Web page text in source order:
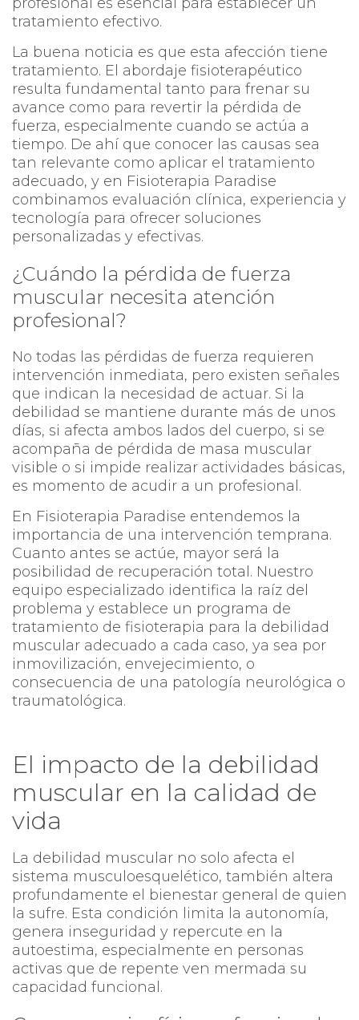
tratamiento efectivo.
La buena noticia es que esta afección tiene
tratamiento. El abordaje fisioterapéutico
resulta fundamental tanto para frenar su
avance como para revertir la pérdida de
fuerza, especialmente cuando se actúa a
tiempo. De ahí que conocer las causas sea
tan relevante como aplicar el tratamiento
adecuado, y en Fisioterapia Paradise
combinamos evaluación clínica, experiencia y
tecnología para ofrecer soluciones
personalizadas y efectivas.
¿Cuándo la pérdida de fuerza
muscular necesita atención
profesional?
No todas las pérdidas de fuerza requieren
intervención inmediata, pero existen señales
que indican la necesidad de actuar. Si la
debilidad se mantiene durante más de unos
días, si afecta ambos lados del cuerpo, si se
acompaña de pérdida de masa muscular
visible o si impide realizar actividades básicas,
es momento de acudir a un profesional.
En Fisioterapia Paradise entendemos la
importancia de una intervención temprana.
Cuanto antes se actúe, mayor será la
posibilidad de recuperación total. Nuestro
equipo especializado identifica la raíz del
problema y establece un programa de
tratamiento de fisioterapia para la debilidad
muscular adecuado a cada caso, ya sea por
inmovilización, envejecimiento, o
consecuencia de una patología neurológica o
traumatológica.
El impacto de la debilidad
muscular en la calidad de
vida
La debilidad muscular no solo afecta el
sistema musculoesquelético, también altera
profundamente el bienestar general de quien
la sufre. Esta condición limita la autonomía,
genera inseguridad y repercute en la
autoestima, especialmente en personas
activas que de repente ven mermada su
capacidad funcional.